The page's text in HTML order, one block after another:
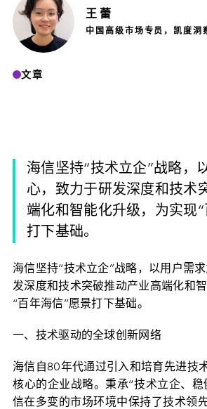
王 蕾
中国高级市场专员，凯度洞
文章
海信坚持“技术立企”战略，
心，致力于研发深度和技术
端化和智能化升级，为实现
打下基础。
海信坚持“技术立企”战略，以用户需
发深度和技术突破推动产业高端化和
“百年海信”愿景打下基础。
一、技术驱动的全球创新网络
海信自80年代通过引入和培育先进技
核心的企业战略。秉承“技术立企、
信在多变的市场环境中保持了技术领